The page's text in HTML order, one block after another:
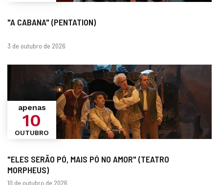
"A CABANA" (PENTATION)
datas
3 de outubro de 2026
"ELES SERÃO PÓ, MAIS PÓ NO AMOR" (TEATRO
MORPHEUS)
apenas
10
OUTUBRO
datas
10 de outubro de 2026